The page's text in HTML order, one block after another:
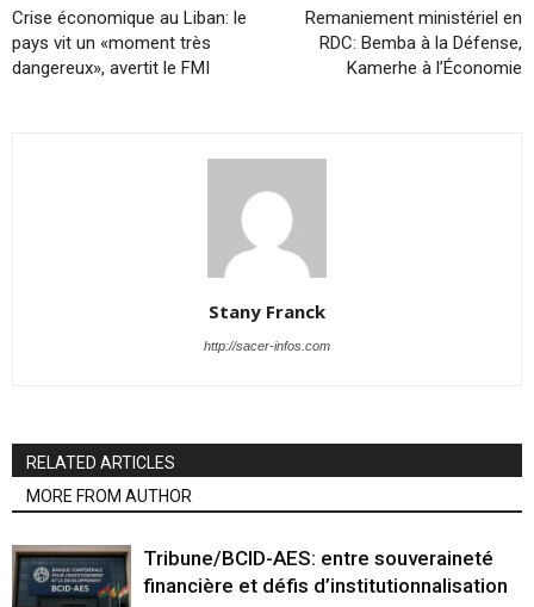
Crise économique au Liban: le
pays vit un «moment très
dangereux», avertit le FMI
Remaniement ministériel en
RDC: Bemba à la Défense,
Kamerhe à l’Économie
Stany Franck
http://sacer-infos.com
RELATED ARTICLES
MORE FROM AUTHOR
Tribune/BCID-AES: entre souveraineté
financière et défis d’institutionnalisation